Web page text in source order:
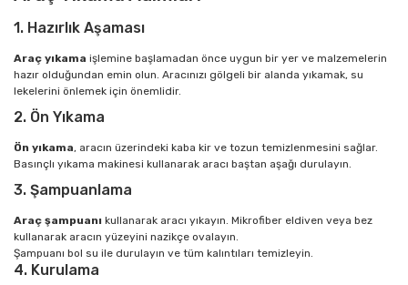
1. Hazırlık Aşaması
Araç yıkama işlemine başlamadan önce uygun bir yer ve malzemelerin
hazır olduğundan emin olun. Aracınızı gölgeli bir alanda yıkamak, su
lekelerini önlemek için önemlidir.
2. Ön Yıkama
Ön yıkama, aracın üzerindeki kaba kir ve tozun temizlenmesini sağlar.
Basınçlı yıkama makinesi kullanarak aracı baştan aşağı durulayın.
3. Şampuanlama
Araç şampuanı kullanarak aracı yıkayın. Mikrofiber eldiven veya bez
kullanarak aracın yüzeyini nazikçe ovalayın.
Şampuanı bol su ile durulayın ve tüm kalıntıları temizleyin.
4. Kurulama